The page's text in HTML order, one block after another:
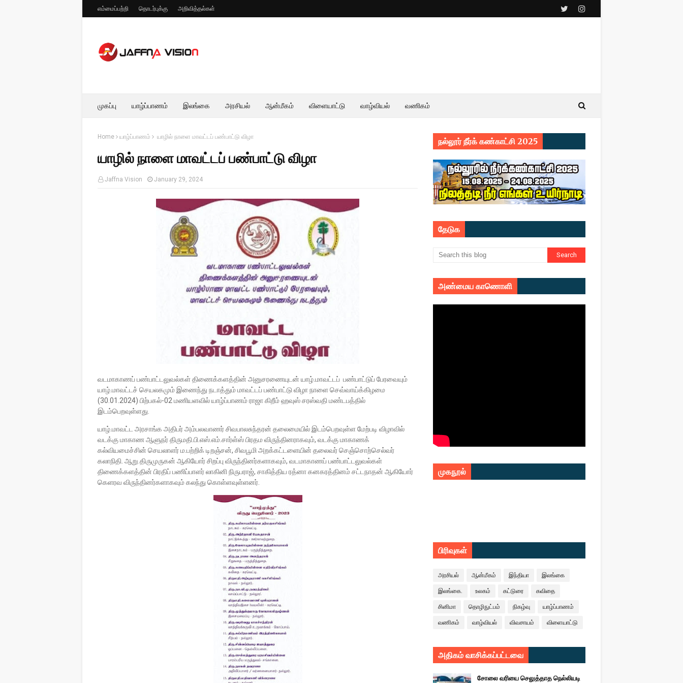
எம்மைப்பற்றி தொடர்புக்கு அறிவித்தல்கள்
முகப்பு யாழ்ப்பாணம் இலங்கை அரசியல் ஆன்மீகம் விளையாட்டு வாழ்வியல் வணிகம்
Home யாழ்ப்பாணம் யாழில் நாளை மாவட்டப் பண்பாட்டு விழா
யாழில் நாளை மாவட்டப் பண்பாட்டு விழா
Jaffna Vision January 29, 2024
வடமாகாணப் பண்பாட்டலுவல்கள் திணைக்களத்தின் அனுசரணையுடன் யாழ்.மாவட்டப் பண்பாட்டுப் பேரவையும்
யாழ்.மாவட்டச் செயலகமும் இணைந்து நடாத்தும் மாவட்டப் பண்பாட்டு விழா நாளை செவ்வாய்க்கிழமை
(30.01.2024) பிற்பகல்-02 மணியளவில் யாழ்ப்பாணம் ராஜா கிறீம் ஹவுஸ் சரஸ்வதி மண்டபத்தில்
இடம்பெறவுள்ளது.
யாழ்.மாவட்ட அரசாங்க அதிபர் அம்பலவாணர் சிவபாலசுந்தரன் தலைமையில் இடம்பெறவுள்ள மேற்படி விழாவில்
வடக்கு மாகாண ஆளுநர் திருமதி.பி.எஸ்.எம்.சார்ள்ஸ் பிரதம விருந்தினராகவும், வடக்கு மாகாணக்
கல்வியமைச்சின் செயலாளர் ம.பற்றிக் டிறஞ்சன், சிவபூமி அறக்கட்டளையின் தலைவர் செஞ்சொற்செல்வர்
கலாநிதி. ஆறு.திருமுருகன் ஆகியோர் சிறப்பு விருந்தினர்களாகவும், வடமாகாணப் பண்பாட்டலுவல்கள்
திணைக்களத்தின் பிரதிப் பணிப்பாளர் லாகினி நிருபராஜ், சாகித்திய ரத்னா கனகரத்தினம் சட்டநாதன் ஆகியோர்
கெளரவ விருந்தினர்களாகவும் கலந்து கொள்ளவுள்ளனர்.
நல்லூர் நீர்க் கண்காட்சி 2025
தேடுக
அண்மைய காணொளி
முகநூல்
பிரிவுகள்
அரசியல் ஆன்மீகம் இந்தியா இலங்கை
இலங்கை. உலகம் கட்டுரை கவிதை
சினிமா தொழிநுட்பம் நிகழ்வு யாழ்ப்பாணம்
வணிகம் வாழ்வியல் விவசாயம் விளையாட்டு
அதிகம் வாசிக்கப்பட்டவை
சோலை வரியை செலுத்தாத நெல்லியடி